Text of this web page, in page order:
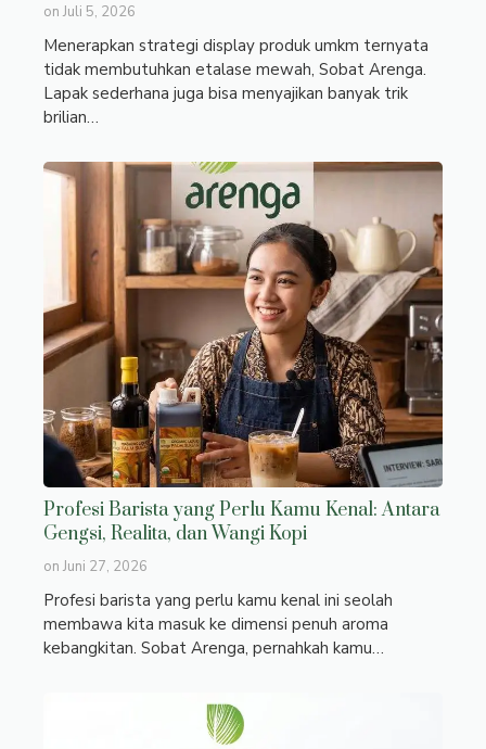
on Juli 5, 2026
Menerapkan strategi display produk umkm ternyata
tidak membutuhkan etalase mewah, Sobat Arenga.
Lapak sederhana juga bisa menyajikan banyak trik
brilian…
Profesi Barista yang Perlu Kamu Kenal: Antara
Gengsi, Realita, dan Wangi Kopi
on Juni 27, 2026
Profesi barista yang perlu kamu kenal ini seolah
membawa kita masuk ke dimensi penuh aroma
kebangkitan. Sobat Arenga, pernahkah kamu…